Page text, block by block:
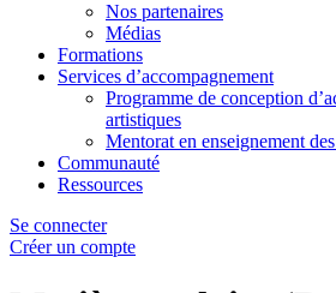
Nos partenaires
Médias
Formations
Services d’accompagnement
Programme de conception
artistiques
Mentorat en enseignement
Communauté
Ressources
Se connecter
Créer un compte